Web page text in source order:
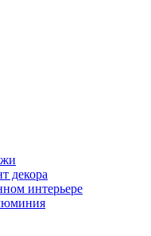
декора
интерьере